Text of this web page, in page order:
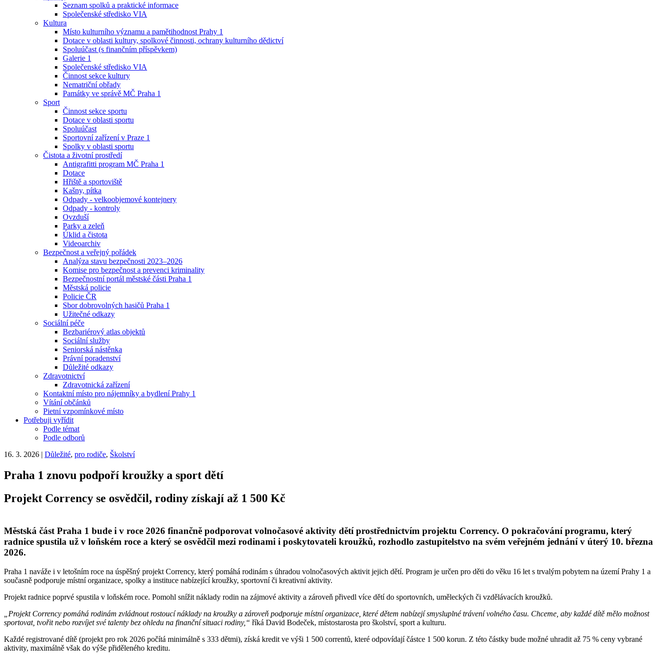
Seznam spolků a praktické informace
Společenské středisko VIA
Kultura
Místo kulturního významu a pamětihodnost Prahy 1
Dotace v oblasti kultury, spolkové činnosti, ochrany kulturního dědictví
Spoluúčast (s finančním příspěvkem)
Galerie 1
Společenské středisko VIA
Činnost sekce kultury
Nematriční obřady
Památky ve správě MČ Praha 1
Sport
Činnost sekce sportu
Dotace v oblasti sportu
Spoluúčast
Sportovní zařízení v Praze 1
Spolky v oblasti sportu
Čistota a životní prostředí
Antigrafitti program MČ Praha 1
Dotace
Hřiště a sportoviště
Kašny, pítka
Odpady - velkoobjemové kontejnery
Odpady - kontroly
Ovzduší
Parky a zeleň
Úklid a čistota
Videoarchiv
Bezpečnost a veřejný pořádek
Analýza stavu bezpečnosti 2023–2026
Komise pro bezpečnost a prevenci kriminality
Bezpečnostní portál městské části Praha 1
Městská policie
Policie ČR
Sbor dobrovolných hasičů Praha 1
Užitečné odkazy
Sociální péče
Bezbariérový atlas objektů
Sociální služby
Seniorská nástěnka
Právní poradenství
Důležité odkazy
Zdravotnictví
Zdravotnická zařízení
Kontaktní místo pro nájemníky a bydlení Prahy 1
Vítání občánků
Pietní vzpomínkové místo
Potřebuji vyřídit
Podle témat
Podle odborů
16. 3. 2026 | Důležité, pro rodiče, Školství
Praha 1 znovu podpoří kroužky a sport dětí
Projekt Corrency se osvědčil, rodiny získají až 1 500 Kč
Městská část Praha 1 bude i v roce 2026 finančně podporovat volnočasové aktivity dětí prostřednictvím projektu Corrency. O pokračování programu, který
radnice spustila už v loňském roce a který se osvědčil mezi rodinami i poskytovateli kroužků, rozhodlo zastupitelstvo na svém veřejném jednání v úterý 10. března
2026.
Praha 1 naváže i v letošním roce na úspěšný projekt Corrency, který pomáhá rodinám s úhradou volnočasových aktivit jejich dětí. Program je určen pro děti do věku 16 let s trvalým pobytem na území Prahy 1 a
současně podporuje místní organizace, spolky a instituce nabízející kroužky, sportovní či kreativní aktivity.
Projekt radnice poprvé spustila v loňském roce. Pomohl snížit náklady rodin na zájmové aktivity a zároveň přivedl více dětí do sportovních, uměleckých či vzdělávacích kroužků.
„Projekt Corrency pomáhá rodinám zvládnout rostoucí náklady na kroužky a zároveň podporuje místní organizace, které dětem nabízejí smysluplné trávení volného času. Chceme, aby každé dítě mělo možnost
sportovat, tvořit nebo rozvíjet své talenty bez ohledu na finanční situaci rodiny,“ říká David Bodeček, místostarosta pro školství, sport a kulturu.
Každé registrované dítě (projekt pro rok 2026 počítá minimálně s 333 dětmi), získá kredit ve výši 1 500 correntů, které odpovídají částce 1 500 korun. Z této částky bude možné uhradit až 75 % ceny vybrané
aktivity, maximálně však do výše přiděleného kreditu.